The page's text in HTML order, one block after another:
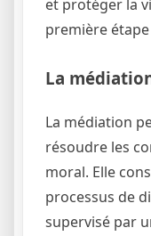
et protéger la
première
La
La médiation
résoudre les
moral. Elle
processus de
supervisé par